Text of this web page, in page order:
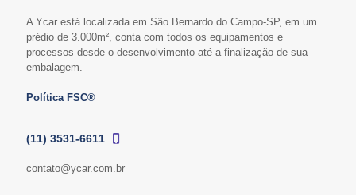
A Ycar está localizada em São Bernardo do Campo-SP, em um
prédio de 3.000m², conta com todos os equipamentos e
processos desde o desenvolvimento até a finalização de sua
embalagem.
Política FSC®
(11) 3531-6611
contato@ycar.com.br